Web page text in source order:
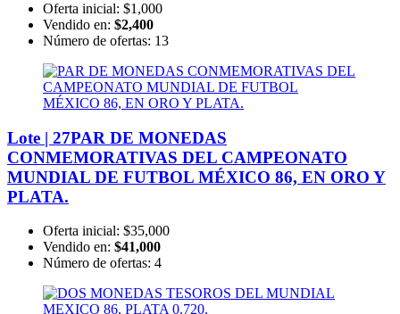
Oferta inicial: $1,000
Vendido en: $2,400
Número de ofertas: 13
Lote | 27PAR DE MONEDAS
CONMEMORATIVAS DEL CAMPEONATO
MUNDIAL DE FUTBOL MÉXICO 86, EN ORO Y
PLATA.
Oferta inicial: $35,000
Vendido en: $41,000
Número de ofertas: 4